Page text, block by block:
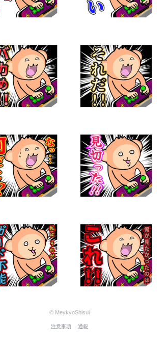
© MeykyoShisui
注意事項 通報